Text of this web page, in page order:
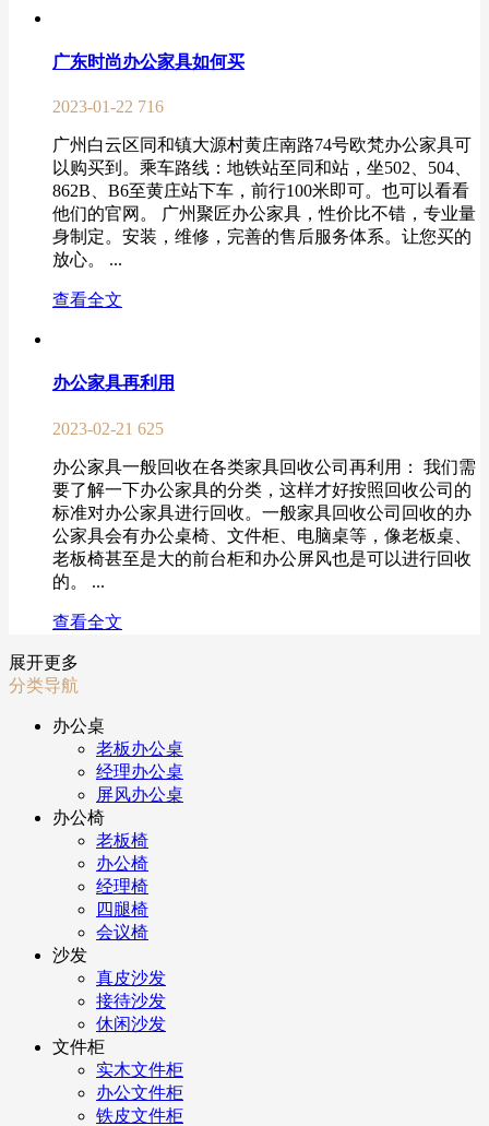
广东时尚办公家具如何买
2023-01-22 716
广州白云区同和镇大源村黄庄南路74号欧梵办公家具可
以购买到。乘车路线：地铁站至同和站，坐502、504、
862B、B6至黄庄站下车，前行100米即可。也可以看看
他们的官网。 广州聚匠办公家具，性价比不错，专业量
身制定。安装，维修，完善的售后服务体系。让您买的
放心。 ...
查看全文
办公家具再利用
2023-02-21 625
办公家具一般回收在各类家具回收公司再利用： 我们需
要了解一下办公家具的分类，这样才好按照回收公司的
标准对办公家具进行回收。一般家具回收公司回收的办
公家具会有办公桌椅、文件柜、电脑桌等，像老板桌、
老板椅甚至是大的前台柜和办公屏风也是可以进行回收
的。 ...
查看全文
展开更多
分类导航
办公桌
老板办公桌
经理办公桌
屏风办公桌
办公椅
老板椅
办公椅
经理椅
四腿椅
会议椅
沙发
真皮沙发
接待沙发
休闲沙发
文件柜
实木文件柜
办公文件柜
铁皮文件柜